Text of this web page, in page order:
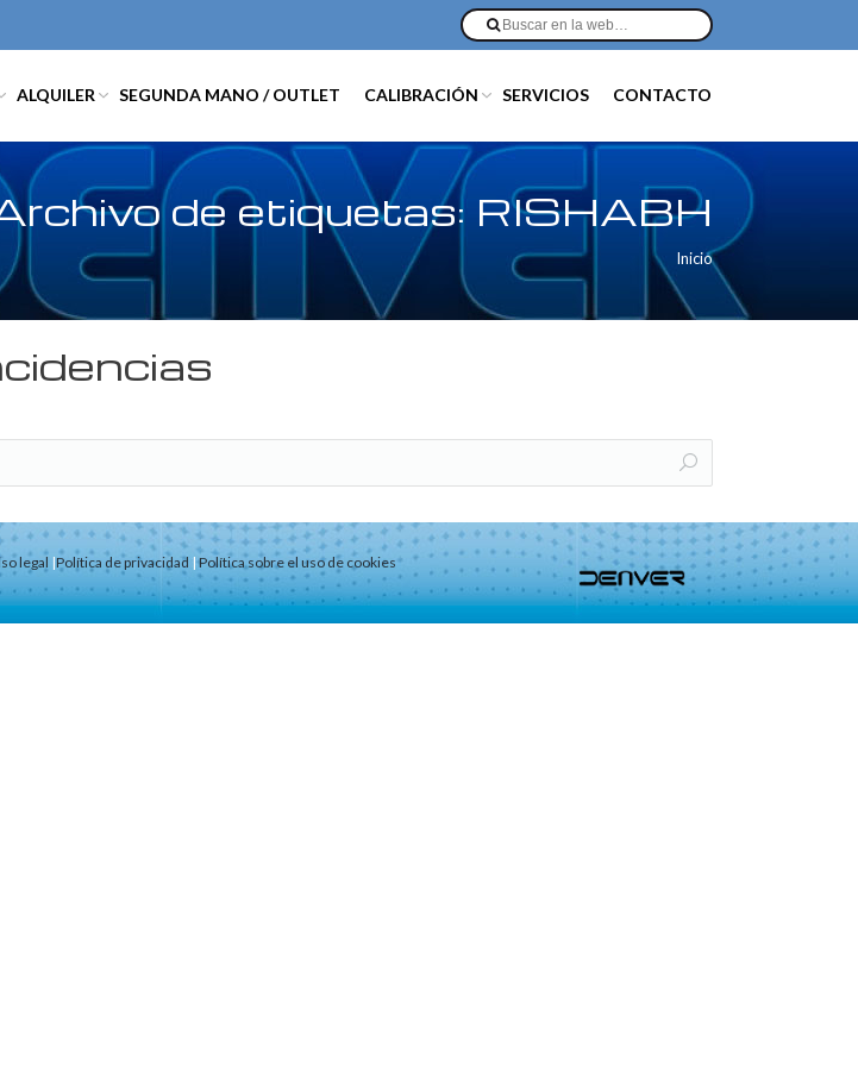
ALQUILER SEGUNDA MANO / OUTLET CALIBRACIÓN SERVICIOS CONTACTO
de etiquetas: RISHABH
Inicio
legal |Política de privacidad |Política sobre el uso de cookies